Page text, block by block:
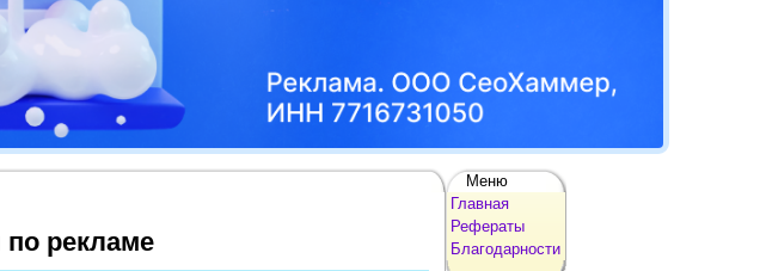
рекламе
Меню
Главная
Рефераты
Благодарности